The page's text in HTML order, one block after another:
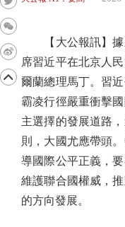
【大公報訊】據
席習近平在北京人
爾蘭總理馬丁。習
霸凌行徑嚴重衝擊
主選擇的發展道路
則，大國尤應帶頭
導國際公平正義，
維護聯合國權威，
的方向發展。